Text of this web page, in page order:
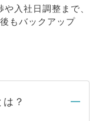
や入社日調整まで、
もバックアップ
？